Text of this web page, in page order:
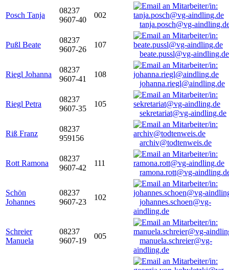
Posch Tanja
08237
9607-40
002
tanja.posch@vg-
Pußl Beate
08237
9607-26
107
beate.pussl@vg-aindling.de
Riegl Johanna
08237
9607-41
108
johanna.riegl@aindling.de
Riegl Petra
08237
9607-35
105
sekretariat@vg-aindling.de
Riß Franz
08237
959156
archiv@todtenweis.de
Rott Ramona
08237
9607-42
111
ramona.rott@vg-
Schön
Johannes
08237
9607-23
102
johannes.schoen@vg-
aindling.de
Schreier
Manuela
08237
9607-19
005
manuela.schreier@vg-
aindling.de